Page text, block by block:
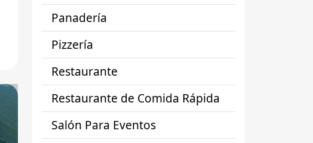
Panadería
Pizzería
Restaurante
Restaurante de Comida Rápida
Salón Para Eventos